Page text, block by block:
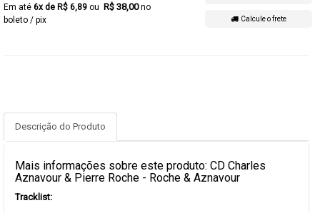
6x de R$ 6,89 R$ 38,00no
boleto / pix
Calcule o frete
Descrição do Produto
Mais informações sobre este produto: CD Charles
Aznavour & Pierre Roche - Roche & Aznavour
Tracklist: